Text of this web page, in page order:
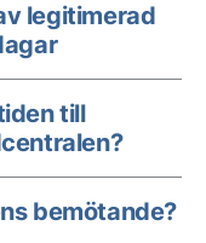
legitimerad
till
bemötande?